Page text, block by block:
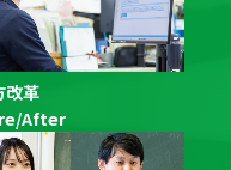
ーカイブ配信を開始し
候補者選考（９年度採
改革
After